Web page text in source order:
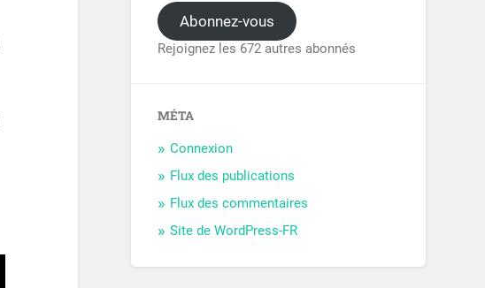
Abonnez-vous
Rejoignez les 672 autres abonnés
MÉTA
Connexion
Flux des publications
Flux des commentaires
Site de WordPress-FR